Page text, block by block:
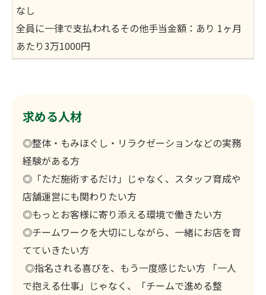
なし
全員に一律で支払われるその他手当金額：あり 1ヶ月
あたり3万1000円
求める人材
◎整体・もみほぐし・リラクゼーションなどの実務
経験がある方
◎「ただ施術するだけ」じゃなく、スタッフ育成や
店舗運営にも関わりたい方
◎もっとお客様に寄り添える環境で働きたい方
◎チームワークを大切にしながら、一緒にお店を育
てていきたい方
◎指名される喜びを、もう一度感じたい方 「一人
で抱える仕事」じゃなく、「チームで進める整